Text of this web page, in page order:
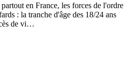
en France, les forces de l'ordre
: la tranche d'âge des 18/24 ans
de vi…